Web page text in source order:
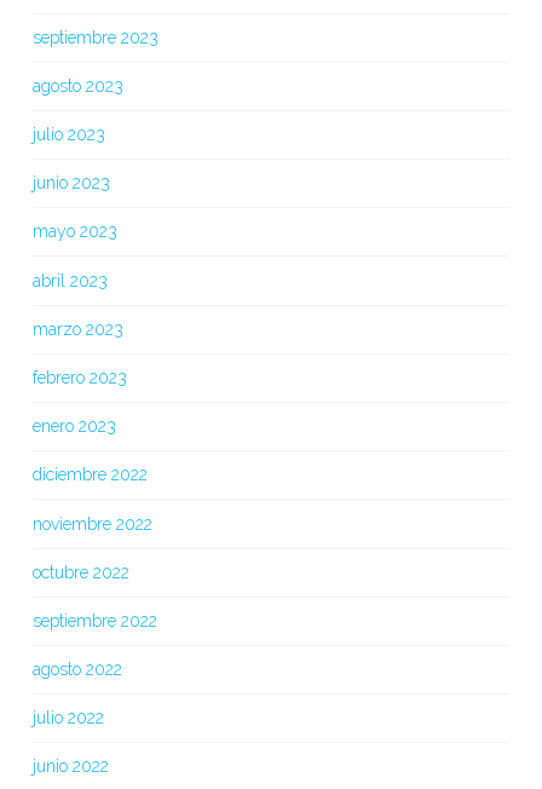
septiembre 2023
agosto 2023
julio 2023
junio 2023
mayo 2023
abril 2023
marzo 2023
febrero 2023
enero 2023
diciembre 2022
noviembre 2022
octubre 2022
septiembre 2022
agosto 2022
julio 2022
junio 2022